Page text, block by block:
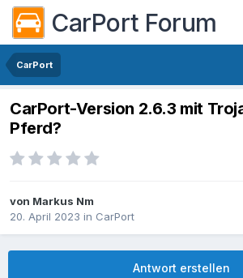
CarPort Forum
CarPort
CarPort-Version 2.6.3 mit
Pferd?
von Markus Nm
20. April 2023 in CarPort
Antwort erstellen